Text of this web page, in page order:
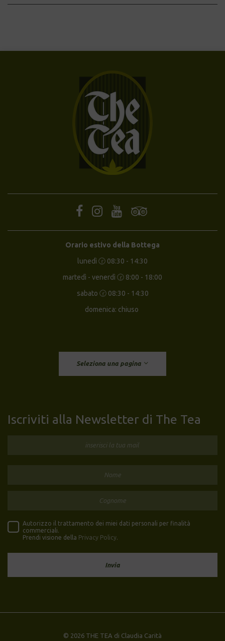
Orario estivo della Bottega
lunedì 🕝 08:30 - 14:30
martedì - venerdì 🕝 8:00 - 18:00
sabato 🕝 08:30 - 14:30
domenica: chiuso
Seleziona una pagina
Iscriviti alla Newsletter di The Tea
Autorizzo il trattamento dei miei dati personali per finalità
commerciali.
Prendi visione della Privacy Policy.
© 2026 THE TEA di Claudia Carità